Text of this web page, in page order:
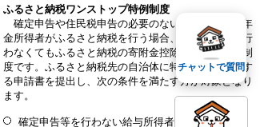
ふるさと納税ワンストップ特例制度
確定申告や住民税申告の必要のない給与所得者や年
金所得者がふるさと納税を行う場合、確定申告等を行
わなくてもふるさと納税の寄附金控除が受けられる制
度です。ふるさと納税先の自治体に特例の適用に関す
る申請書を提出し、次の条件を満たす方が対象となり
ます。
確定申告等を行わない給与所得者等
チャットで質問